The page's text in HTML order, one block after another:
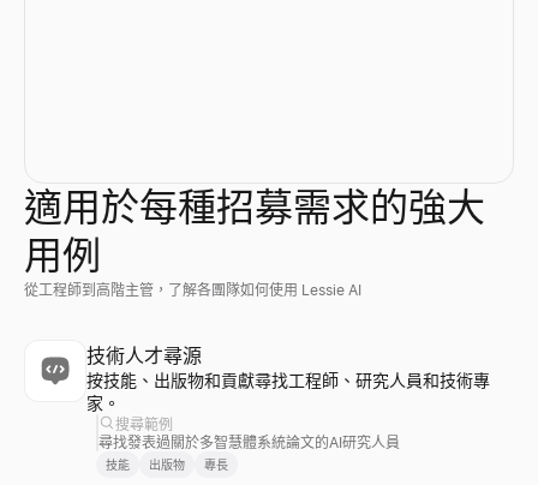
適用於每種招募需求的強大
用例
從工程師到高階主管，了解各團隊如何使用 Lessie AI
技術人才尋源
按技能、出版物和貢獻尋找工程師、研究人員和技術專
家。
搜尋範例
尋找發表過關於多智慧體系統論文的AI研究人員
技能 出版物 專長